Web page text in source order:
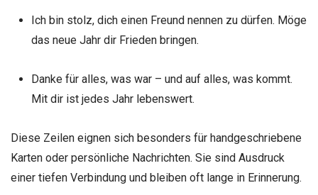
Ich bin stolz, dich einen Freund nennen zu dürfen. Möge
das neue Jahr dir Frieden bringen.
Danke für alles, was war – und auf alles, was kommt.
Mit dir ist jedes Jahr lebenswert.
Diese Zeilen eignen sich besonders für handgeschriebene
Karten oder persönliche Nachrichten. Sie sind Ausdruck
einer tiefen Verbindung und bleiben oft lange in Erinnerung.